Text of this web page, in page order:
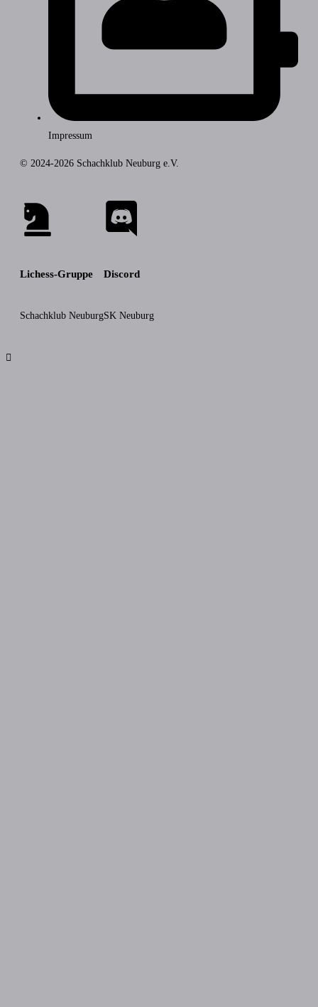
Impressum
© 2024-2026 Schachklub Neuburg e.V.
Lichess-Gruppe
Schachklub Neuburg
Discord
SK Neuburg